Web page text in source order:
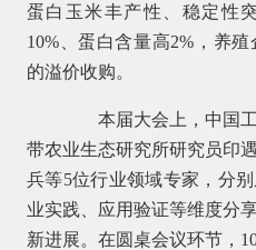
蛋白玉米丰产性、稳定性
10%、蛋白含量高2%，养
的溢价收购。
本届大会上，中国工
带农业生态研究所研究员印
兵等5位行业领域专家，分
业实践、应用验证等维度分
新进展。在圆桌会议环节，